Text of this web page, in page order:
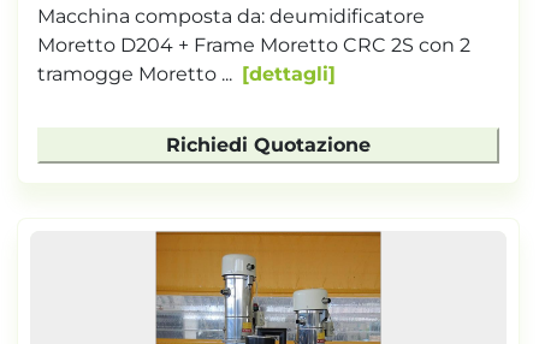
Macchina composta da: deumidificatore
Moretto D204 + Frame Moretto CRC 2S con 2
tramogge Moretto ...
dettagli
Richiedi Quotazione